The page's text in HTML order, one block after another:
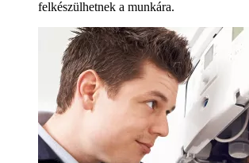
felkészülhetnek a munkára.